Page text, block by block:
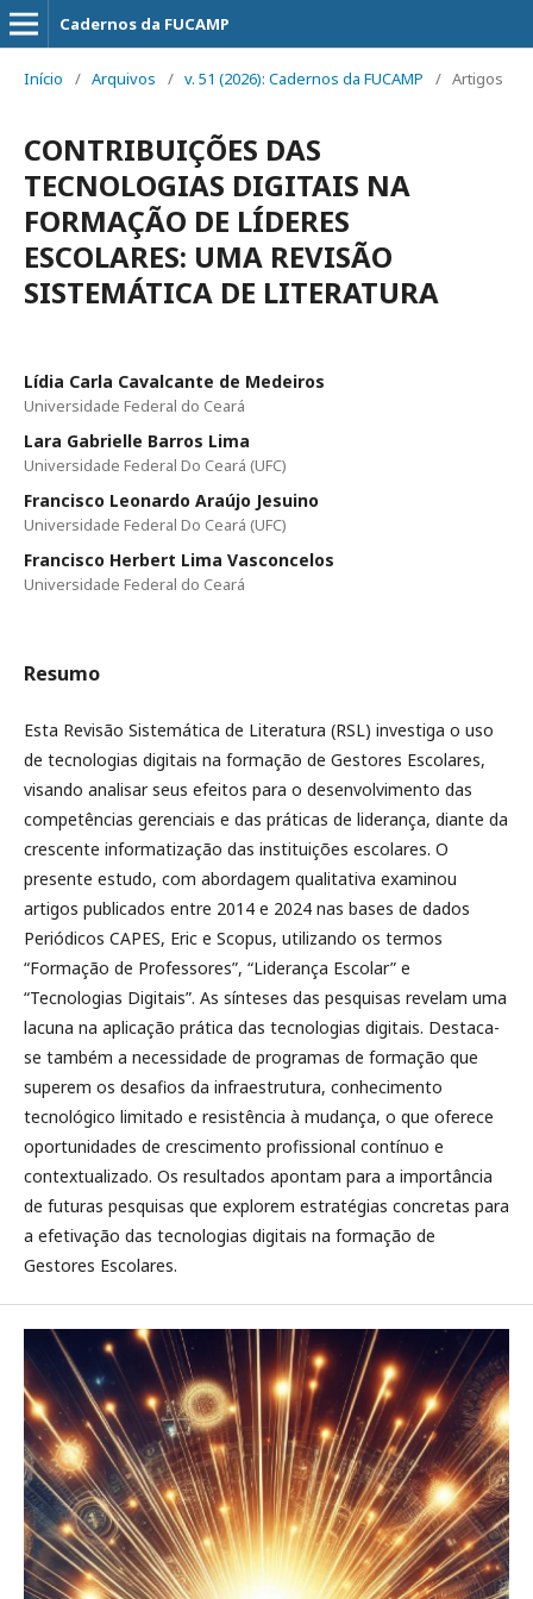
Cadernos da FUCAMP
Início / Arquivos / v. 51 (2026): Cadernos da FUCAMP / Artigos
CONTRIBUIÇÕES DAS
TECNOLOGIAS DIGITAIS NA
FORMAÇÃO DE LÍDERES
ESCOLARES: UMA REVISÃO
SISTEMÁTICA DE LITERATURA
Lídia Carla Cavalcante de Medeiros
Universidade Federal do Ceará
Lara Gabrielle Barros Lima
Universidade Federal Do Ceará (UFC)
Francisco Leonardo Araújo Jesuino
Universidade Federal Do Ceará (UFC)
Francisco Herbert Lima Vasconcelos
Universidade Federal do Ceará
Resumo
Esta Revisão Sistemática de Literatura (RSL) investiga o uso
de tecnologias digitais na formação de Gestores Escolares,
visando analisar seus efeitos para o desenvolvimento das
competências gerenciais e das práticas de liderança, diante da
crescente informatização das instituições escolares. O
presente estudo, com abordagem qualitativa examinou
artigos publicados entre 2014 e 2024 nas bases de dados
Periódicos CAPES, Eric e Scopus, utilizando os termos
“Formação de Professores”, “Liderança Escolar” e
“Tecnologias Digitais”. As sínteses das pesquisas revelam uma
lacuna na aplicação prática das tecnologias digitais. Destaca-
se também a necessidade de programas de formação que
superem os desafios da infraestrutura, conhecimento
tecnológico limitado e resistência à mudança, o que oferece
oportunidades de crescimento profissional contínuo e
contextualizado. Os resultados apontam para a importância
de futuras pesquisas que explorem estratégias concretas para
a efetivação das tecnologias digitais na formação de
Gestores Escolares.